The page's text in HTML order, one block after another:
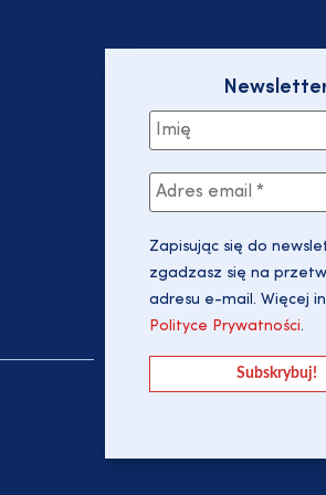
Zapisując się do
zgadzasz się na
adresu e-mail. Więcej
Polityce Prywatności.